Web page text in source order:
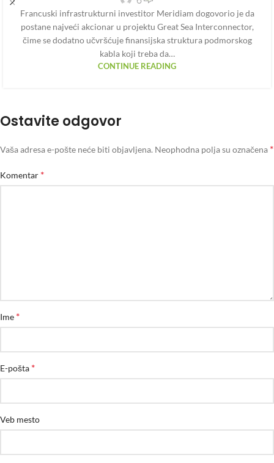
Francuski infrastrukturni investitor Meridiam dogovorio je da
postane najveći akcionar u projektu Great Sea Interconnector,
čime se dodatno učvršćuje finansijska struktura podmorskog
kabla koji treba da…
CONTINUE READING
Ostavite odgovor
Vaša adresa e-pošte neće biti objavljena. Neophodna polja su označena *
Komentar *
Ime *
E-pošta *
Veb mesto